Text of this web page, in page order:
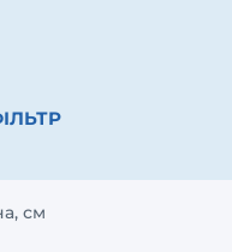
ФІЛЬТР
см